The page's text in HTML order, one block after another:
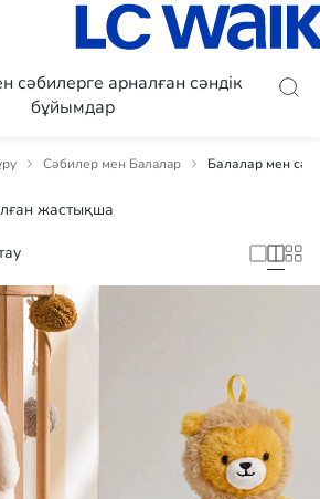
сәбилерге арналған сәндік
бұйымдар
Сәбилер мен Балалар Балалар мен
жастықша